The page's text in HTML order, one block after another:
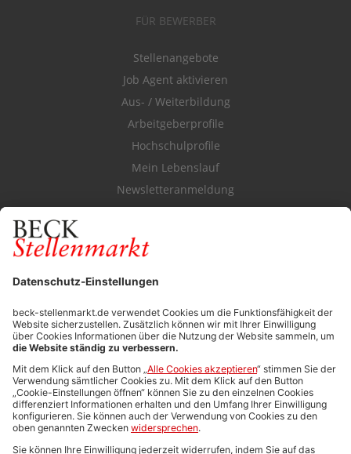
FÜR BEWERBER
Stellenangebote
Job Agent aktivieren
Aus- / Weiterbildung
Arbeitgeberprofile
Hochschulprofile
Mein Lebenslauf
Newsletteranmeldung
Durchsuchen Sie den Stellenkatalog
FÜR ARBEITGEBER
Stellenmarktpreise
Anzeigen-AGB
Media-Daten
Newsletteranmeldung
Produktübersicht
ALLGEMEIN
FAQs